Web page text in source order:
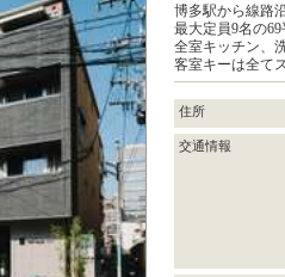
博多駅から線路
最大定員9名の
全室キッチン、
客室キーは全て
住所
交通情報